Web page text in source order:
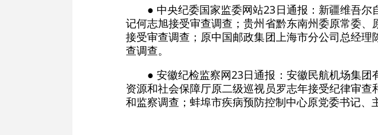
● 中央纪委国家监委网站23日通报：新疆维吾
记何志旭接受审查调查；贵州省黔东南州委原常委
接受审查调查；原中国邮政集团上海市分公司总经
查调查。
● 安徽纪检监察网23日通报：安徽民航机场集
资源和社会保障厅原二级巡视员罗志年接受纪律审
和监察调查；蚌埠市疾病预防控制中心原党委书记、